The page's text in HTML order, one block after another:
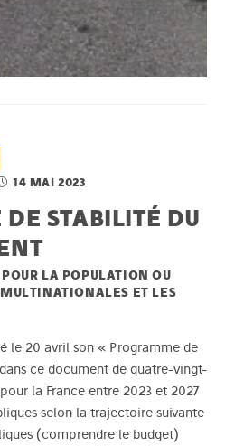
14 MAI 2023
STABILITÉ DU
LA POPULATION OU
ET LES
le 20 avril son « Programme de
ce document de quatre-vingt-
la France entre 2023 et 2027
selon la trajectoire suivante
(comprendre le budget)